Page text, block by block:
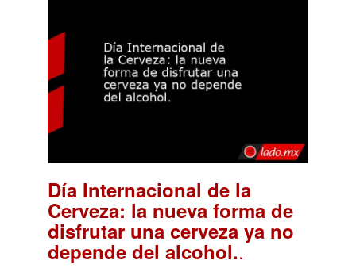
Día Internacional de la
Cerveza: la nueva forma de
disfrutar una cerveza ya no
depende del alcohol..